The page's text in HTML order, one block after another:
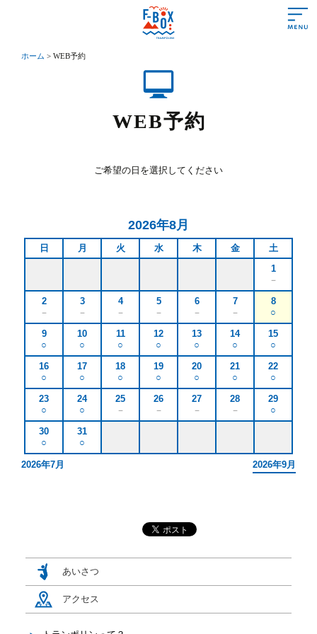
ホーム > WEB予約
WEB予約
ご希望の日を選択してください
2026年8月
日 月 火 水 木 金
土
1
－
2
－
3
－
4
－
5
－
6
－
7
－
8
○
9
○
10
○
11
○
12
○
13
○
14
○
15
○
16
○
17
○
18
○
19
○
20
○
21
○
22
○
23
○
24
○
25
－
26
－
27
－
28
－
29
○
30
○
31
○
2026年7月 2026年9月
あいさつ
アクセス
遊び方＆ルール
初めての方
電話をかける
メールで問合せる